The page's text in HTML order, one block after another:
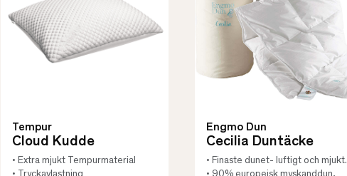
Tempur
Cloud Kudde
• Extra mjukt Tempurmaterial
Engmo Dun
Cecilia Duntäcke
• Finaste dunet- luftigt och mjukt.